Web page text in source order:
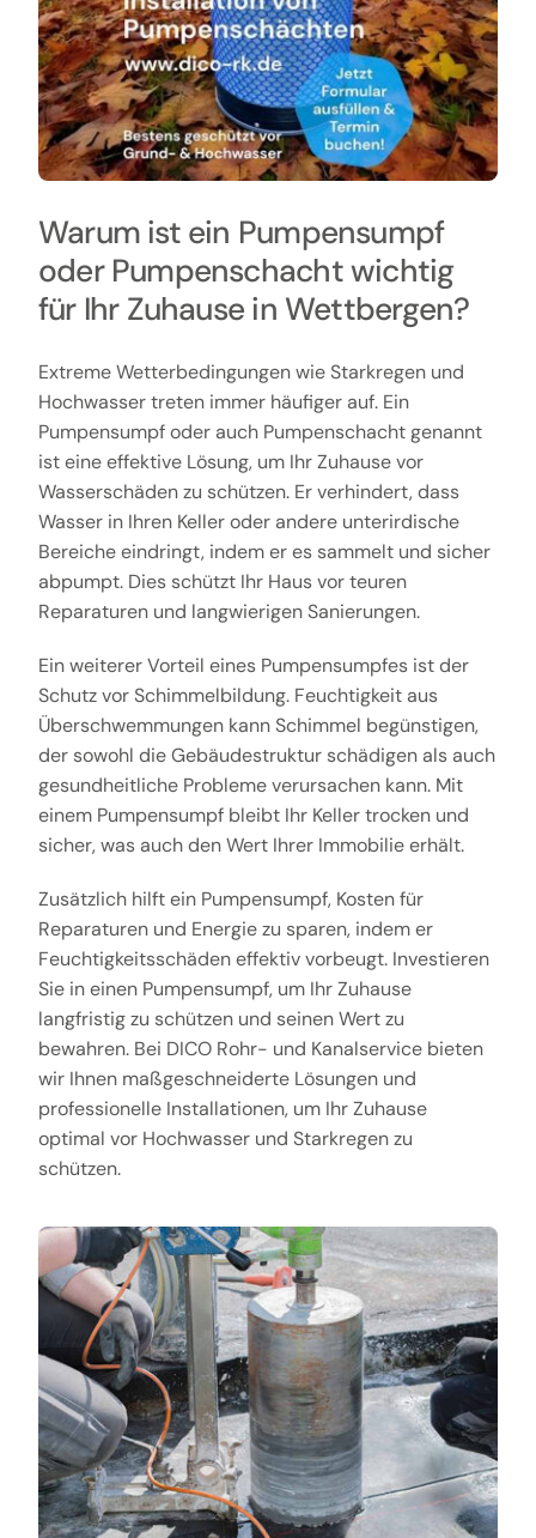
Warum ist ein Pumpensumpf
oder Pumpenschacht wichtig
für Ihr Zuhause in Wettbergen?
Extreme Wetterbedingungen wie Starkregen und
Hochwasser treten immer häufiger auf. Ein
Pumpensumpf oder auch Pumpenschacht genannt
ist eine effektive Lösung, um Ihr Zuhause vor
Wasserschäden zu schützen. Er verhindert, dass
Wasser in Ihren Keller oder andere unterirdische
Bereiche eindringt, indem er es sammelt und sicher
abpumpt. Dies schützt Ihr Haus vor teuren
Reparaturen und langwierigen Sanierungen.
Ein weiterer Vorteil eines Pumpensumpfes ist der
Schutz vor Schimmelbildung. Feuchtigkeit aus
Überschwemmungen kann Schimmel begünstigen,
der sowohl die Gebäudestruktur schädigen als auch
gesundheitliche Probleme verursachen kann. Mit
einem Pumpensumpf bleibt Ihr Keller trocken und
sicher, was auch den Wert Ihrer Immobilie erhält.
Zusätzlich hilft ein Pumpensumpf, Kosten für
Reparaturen und Energie zu sparen, indem er
Feuchtigkeitsschäden effektiv vorbeugt. Investieren
Sie in einen Pumpensumpf, um Ihr Zuhause
langfristig zu schützen und seinen Wert zu
bewahren. Bei DICO Rohr- und Kanalservice bieten
wir Ihnen maßgeschneiderte Lösungen und
professionelle Installationen, um Ihr Zuhause
optimal vor Hochwasser und Starkregen zu
schützen.